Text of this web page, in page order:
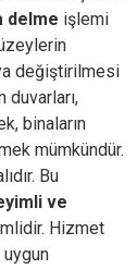
delme işlemi
değiştirilmesi
duvarları,
binaların
mümkündür.
Bu
ve
Hizmet
uygun